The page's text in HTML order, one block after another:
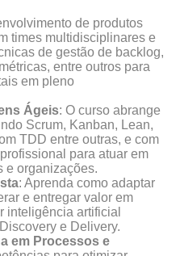
de produtos
times multidisciplinares e
de gestão de backlog,
entre outros para
em pleno
Ágeis: O curso abrange
Scrum, Kanban, Lean,
TDD entre outras, e com
para atuar em
e organizações.
: Aprenda como adaptar
e entregar valor em
inteligência artificial
e Delivery.
em Processos e